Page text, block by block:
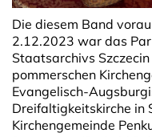
Die diesem Band
2.12.2023 war das
Staatsarchivs
pommerschen
Evangelisch-
Dreifaltigkeitskirche in
Kirchengemeinde